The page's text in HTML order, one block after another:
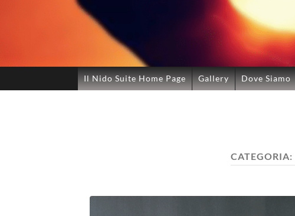
Il Nido Suite Home Page Gallery Dove Siamo
CATEGORIA: